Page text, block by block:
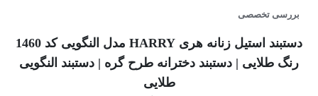
بررسی تخصصی
دستبند استیل زنانه هری HARRY مدل النگویی کد 1460
رنگ طلایی | دستبند دخترانه طرح گره | دستبند النگویی
طلایی